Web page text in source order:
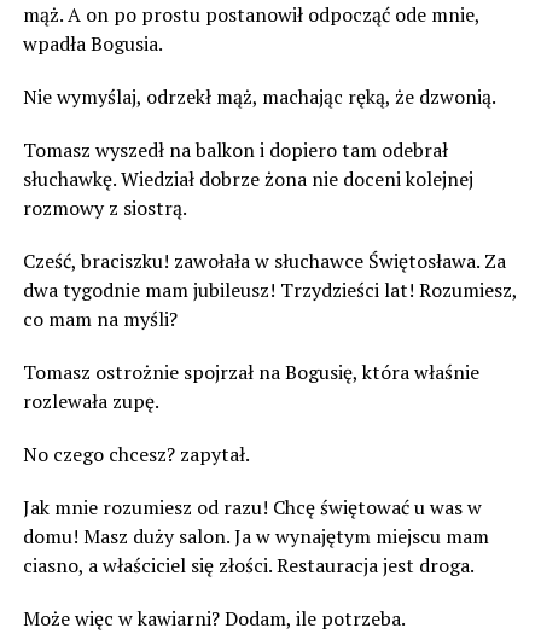
mąż. A on po prostu postanowił odpocząć ode mnie,
wpadła Bogusia.
Nie wymyślaj, odrzekł mąż, machając ręką, że dzwonią.
Tomasz wyszedł na balkon i dopiero tam odebrał
słuchawkę. Wiedział dobrze żona nie doceni kolejnej
rozmowy z siostrą.
Cześć, braciszku! zawołała w słuchawce Świętosława. Za
dwa tygodnie mam jubileusz! Trzydzieści lat! Rozumiesz,
co mam na myśli?
Tomasz ostrożnie spojrzał na Bogusię, która właśnie
rozlewała zupę.
No czego chcesz? zapytał.
Jak mnie rozumiesz od razu! Chcę świętować u was w
domu! Masz duży salon. Ja w wynajętym miejscu mam
ciasno, a właściciel się złości. Restauracja jest droga.
Może więc w kawiarni? Dodam, ile potrzeba.